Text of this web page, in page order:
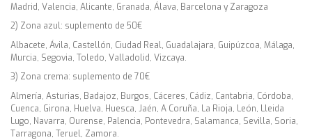
Madrid, Valencia, Alicante, Granada, Álava, Barcelona y Zaragoza
2) Zona azul: suplemento de 50€
Albacete, Ávila, Castellón, Ciudad Real, Guadalajara, Guipúzcoa, Málaga,
Murcia, Segovia, Toledo, Valladolid, Vizcaya.
3) Zona crema: suplemento de 70€
Almería, Asturias, Badajoz, Burgos, Cáceres, Cádiz, Cantabria, Córdoba,
Cuenca, Girona, Huelva, Huesca, Jaén, A Coruña, La Rioja, León, Lleida
Lugo, Navarra, Ourense, Palencia, Pontevedra, Salamanca, Sevilla, Soria,
Tarragona, Teruel, Zamora.